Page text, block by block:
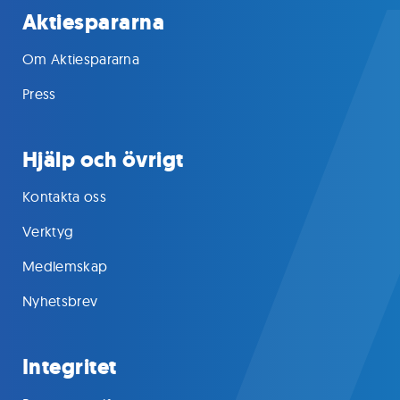
Aktiespararna
Om Aktiespararna
Press
Hjälp och övrigt
Kontakta oss
Verktyg
Medlemskap
Nyhetsbrev
Integritet